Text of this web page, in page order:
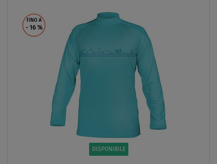
FINO A
- 16 %
DISPONIBILE